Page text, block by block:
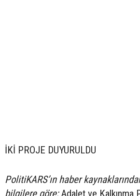
İKİ PROJE DUYURULDU
PolitiKARS’ın haber